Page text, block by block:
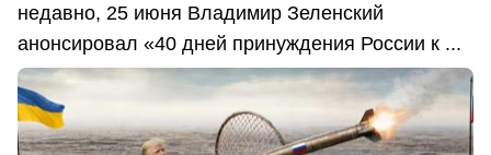
недавно, 25 июня Владимир Зеленский
анонсировал «40 дней принуждения России к ...